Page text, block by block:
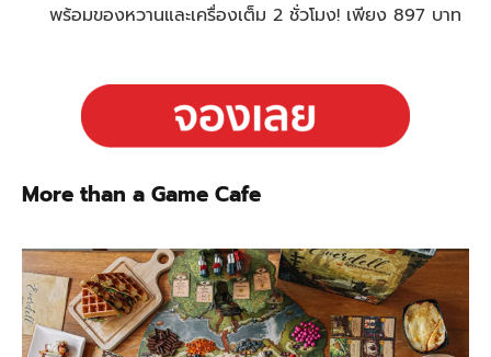
พร้อมของหวานและเครื่องเต็ม 2 ชั่วโมง! เพียง 897 บาท
More than a Game Cafe